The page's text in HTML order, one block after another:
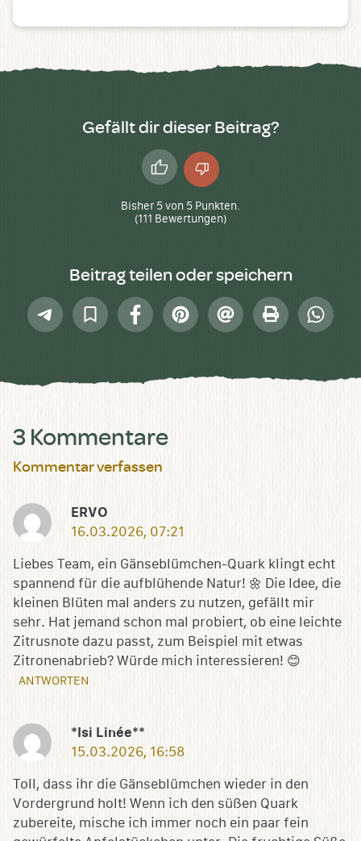
Gefällt dir dieser Beitrag?
Daumen
hoch
Daumen
runter
Bisher 5von 5 Punkten.
(111 Bewertungen)
Beitrag teilen oder speichern
Telegram
In
Sammlung
FacebookPinterest
E-
Mail
Drucken
3 Kommentare
Kommentar verfassen
ERVO
16.03.2026, 07:21
Liebes Team, ein Gänseblümchen-Quark klingt echt
spannend für die aufblühende Natur! 🌼 Die Idee, die
kleinen Blüten mal anders zu nutzen, gefällt mir
sehr. Hat jemand schon mal probiert, ob eine leichte
Zitrusnote dazu passt, zum Beispiel mit etwas
Zitronenabrieb? Würde mich interessieren! 😊
ANTWORTEN
*Isi Linée**
15.03.2026, 16:58
Toll, dass ihr die Gänseblümchen wieder in den
Vordergrund holt! Wenn ich den süßen Quark
zubereite, mische ich immer noch ein paar fein